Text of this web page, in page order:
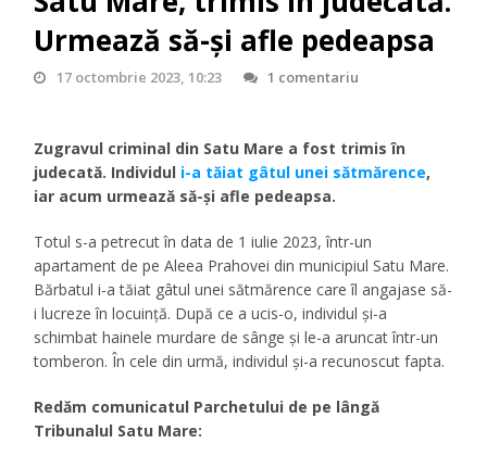
Urmează să-și afle pedeapsa
17 octombrie 2023, 10:23 1 comentariu
Zugravul criminal din Satu Mare a fost trimis în
judecată. Individul i-a tăiat gâtul unei sătmărence,
iar acum urmează să-și afle pedeapsa.
Totul s-a petrecut în data de 1 iulie 2023, într-un
apartament de pe Aleea Prahovei din municipiul Satu Mare.
Bărbatul i-a tăiat gâtul unei sătmărence care îl angajase să-
i lucreze în locuință. După ce a ucis-o, individul și-a
schimbat hainele murdare de sânge și le-a aruncat într-un
tomberon. În cele din urmă, individul și-a recunoscut fapta.
Redăm comunicatul Parchetului de pe lângă
Tribunalul Satu Mare: